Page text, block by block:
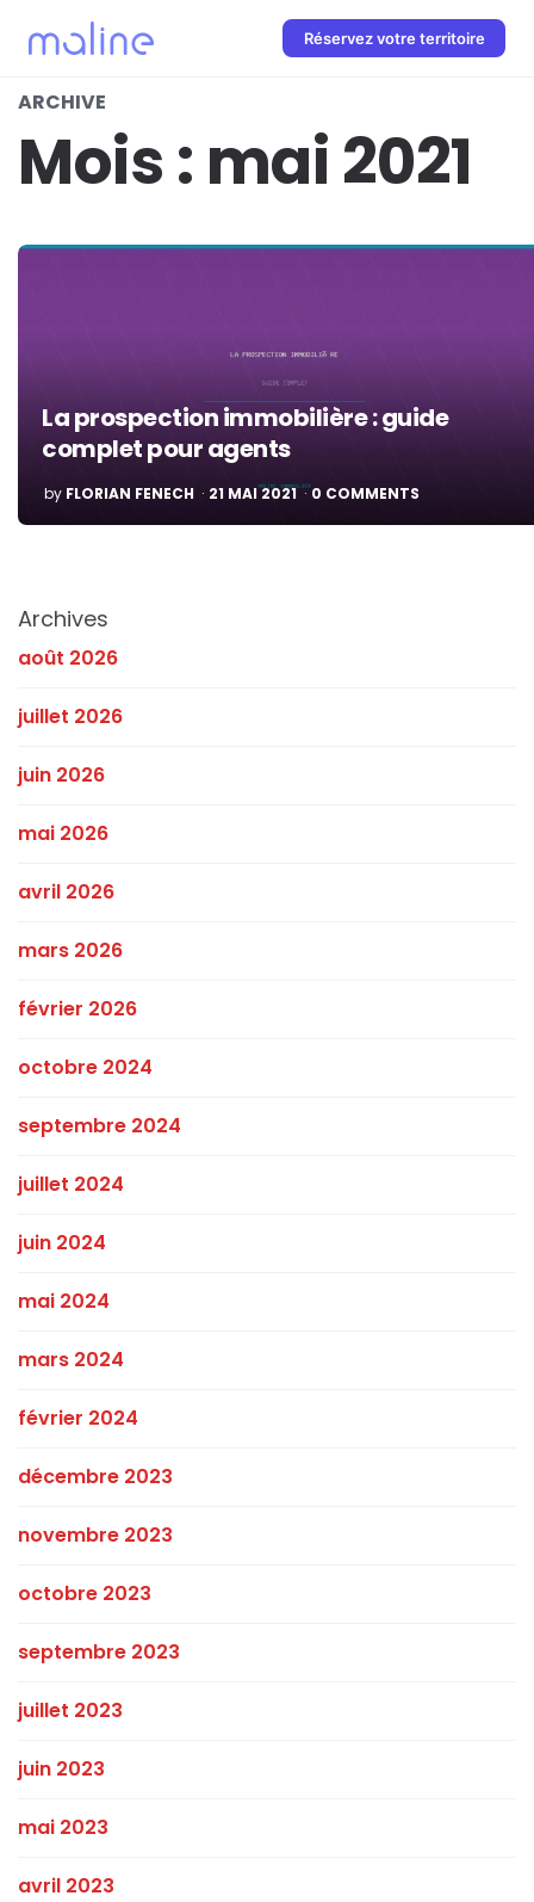
Réservez votre territoire
ARCHIVE
Mois : mai 2021
La prospection immobilière : guide
complet pour agents
POSTED
BY
by FLORIAN FENECH 21 MAI 2021 0 COMMENTS
Archives
août 2026
juillet 2026
juin 2026
mai 2026
avril 2026
mars 2026
février 2026
octobre 2024
septembre 2024
juillet 2024
juin 2024
mai 2024
mars 2024
février 2024
décembre 2023
novembre 2023
octobre 2023
septembre 2023
juillet 2023
juin 2023
mai 2023
avril 2023